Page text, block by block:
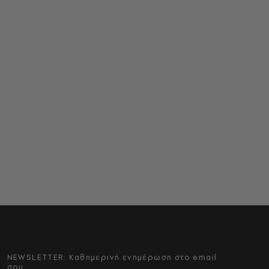
NEWSLETTER: Καθημερινή ενημέρωση στο email
σου